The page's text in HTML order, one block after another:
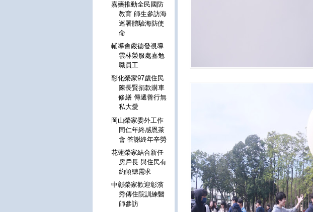
嘉藥推動全民國防
教育 師生參訪海
巡署體驗海防使
命
輔導會嚴德發視導
雲林榮服處嘉勉
職員工
彰化榮家97歲住民
陳長賢捐款購車
修繕 傳遞善行無
私大愛
岡山榮家委外工作
同仁年終感恩茶
會 答謝終年辛勞
花蓮榮家結合新任
房戶長 與住民有
約傾聽需求
中彰榮家歡迎彰濱
秀傳住院訓練醫
師參訪